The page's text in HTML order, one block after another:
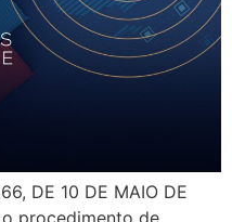
DE 10 DE MAIO DE
procedimento de